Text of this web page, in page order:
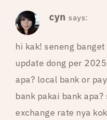
cyn says:
hi kak! seneng
update dong per
apa? local bank or
bank pakai bank
exchange rate nya